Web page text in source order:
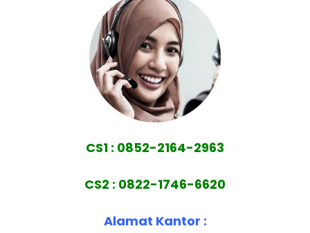
CS1 : 0852-2164-2963
CS2 : 0822-1746-6620
Alamat Kantor :